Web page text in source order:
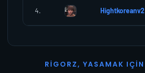
4. Hightkoreanv2
R I G O R Z, YASAMAK I ÇI N